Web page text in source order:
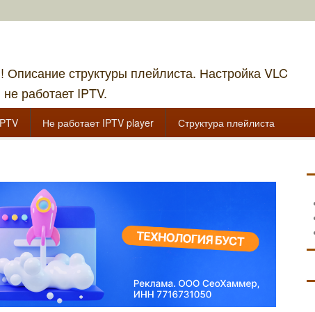
структуры плейлиста. Настройка VLC
работает IPTV.
Не работает IPTV player Структура плейлиста